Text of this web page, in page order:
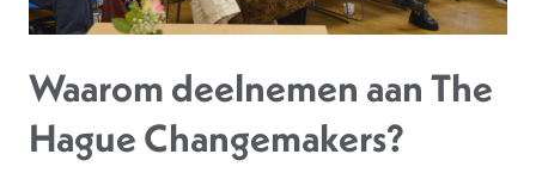
Waarom deelnemen aan The
Hague Changemakers?